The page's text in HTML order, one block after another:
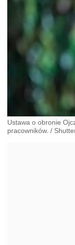
Ustawa o obronie
pracowników. /